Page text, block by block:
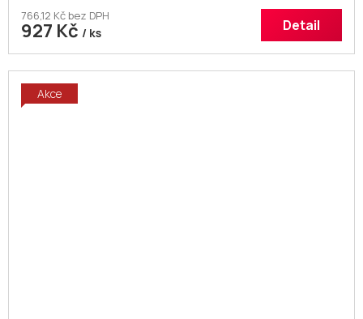
766,12 Kč bez DPH
927 Kč / ks Detail
Akce